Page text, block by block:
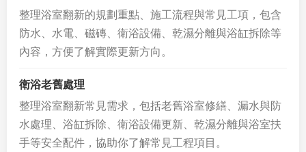
整理浴室翻新的規劃重點、施工流程與常見工項，包含
防水、水電、磁磚、衛浴設備、乾濕分離與浴缸拆除等
內容，方便了解實際更新方向。
衛浴老舊處理
整理浴室翻新常見需求，包括老舊浴室修繕、漏水與防
水處理、浴缸拆除、衛浴設備更新、乾濕分離與浴室扶
手等安全配件，協助你了解常見工程項目。